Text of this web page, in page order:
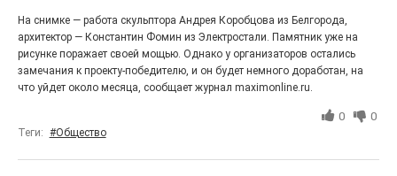
Радость в квадрате! На этой неделе электростальцев
дважды порадует проект «Районы-кварталы».
На снимке — работа скульптора Андрея Коробцова из Белгорода,
архитектор — Константин Фомин из Электростали. Памятник уже на
рисунке поражает своей мощью. Однако у организаторов остались
замечания к проекту-победителю, и он будет немного доработан, на
что уйдет около месяца, сообщает журнал maximonline.ru.
0 0
Теги: #Общество